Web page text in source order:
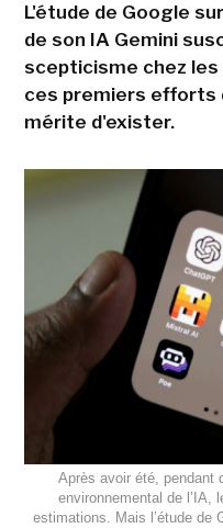
L'étude de Google
de son IA Gemini
scepticisme chez
ces premiers efforts
mérite d'exister.
Après avoir été, pendant
environnemental de l’IA,
estimations. Mais l’étude de